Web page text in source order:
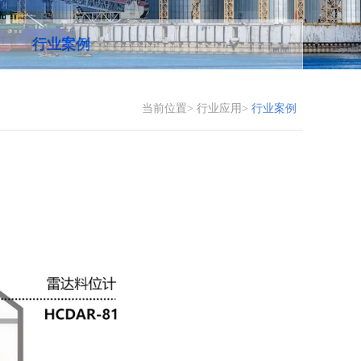
行业案例
当前位置> 行业应用> 行业案例